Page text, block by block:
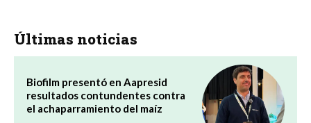
Últimas noticias
Biofilm presentó en Aapresid
resultados contundentes contra
el achaparramiento del maíz